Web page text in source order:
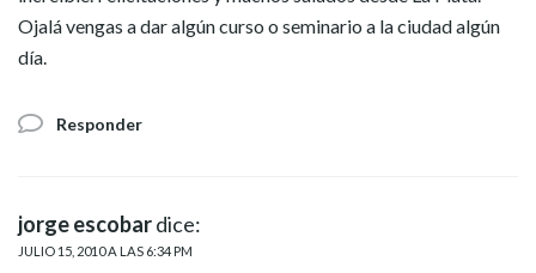
Ojalá vengas a dar algún curso o seminario a la ciudad algún
día.
Responder
jorge escobardice:
JULIO 15, 2010 A LAS 6:34 PM